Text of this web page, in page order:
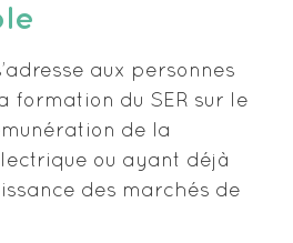
aux personnes
formation du SER sur le
de la
ou ayant déjà
des marchés de